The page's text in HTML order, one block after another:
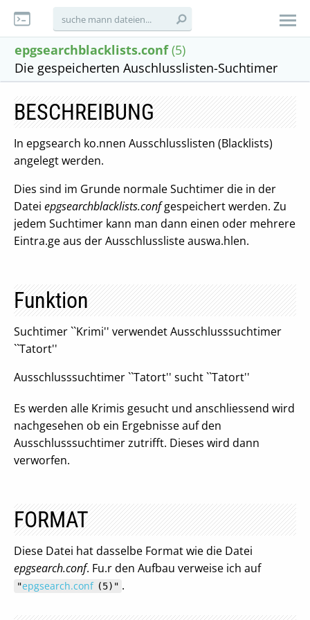
epgsearchblacklists.conf (5)
Die gespeicherten Auschlusslisten-Suchtimer
BESCHREIBUNG
In epgsearch ko.nnen Ausschlusslisten (Blacklists)
angelegt werden.
Dies sind im Grunde normale Suchtimer die in der
Datei epgsearchblacklists.confgespeichert werden. Zu
jedem Suchtimer kann man dann einen oder mehrere
Eintra.ge aus der Ausschlussliste auswa.hlen.
Funktion
Suchtimer ``Krimi'' verwendet Ausschlusssuchtimer
``Tatort''
Ausschlusssuchtimer ``Tatort'' sucht ``Tatort''
Es werden alle Krimis gesucht und anschliessend wird
nachgesehen ob ein Ergebnisse auf den
Ausschlusssuchtimer zutrifft. Dieses wird dann
verworfen.
FORMAT
Diese Datei hat dasselbe Format wie die Datei
epgsearch.conf. Fu.r den Aufbau verweise ich auf
"epgsearch.conf (5)" .